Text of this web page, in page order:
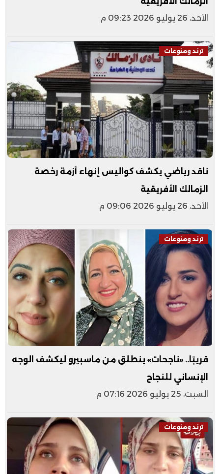
الأحد، 26 يوليو 2026 09:23 م
ترند ومنوعات
ناقد رياضي يكشف كواليس إنهاء أزمة رخصة
الزمالك الأفريقية
الأحد، 26 يوليو 2026 09:06 م
ترند ومنوعات
قريبًا.. «ناجحات» ينطلق من ماسبيرو ليكشف الوجه
الإنساني للنجاح
السبت، 25 يوليو 2026 07:16 م
ترند ومنوعات